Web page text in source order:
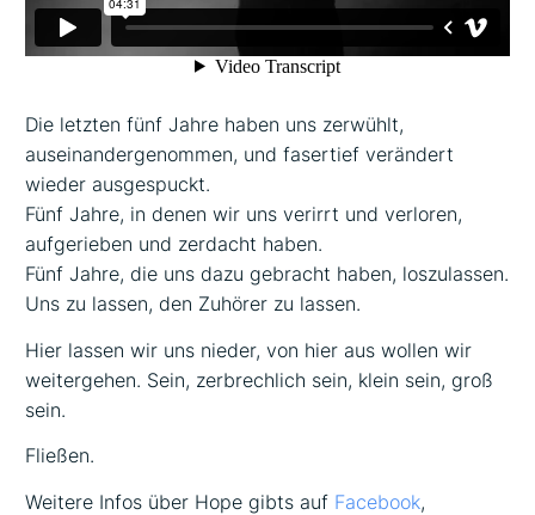
Die letzten fünf Jahre haben uns zerwühlt,
auseinandergenommen, und fasertief verändert
wieder ausgespuckt.
Fünf Jahre, in denen wir uns verirrt und verloren,
aufgerieben und zerdacht haben.
Fünf Jahre, die uns dazu gebracht haben, loszulassen.
Uns zu lassen, den Zuhörer zu lassen.
Hier lassen wir uns nieder, von hier aus wollen wir
weitergehen. Sein, zerbrechlich sein, klein sein, groß
sein.
Fließen.
Weitere Infos über Hope gibts auf Facebook,